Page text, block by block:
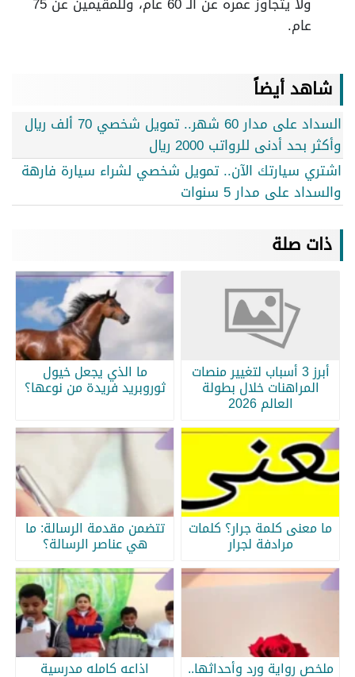
عام.
شاهد أيضاً
السداد على مدار 60 شهر.. تمويل شخصي 70 ألف ريال
وأكثر بحد أدنى للرواتب 2000 ريال
اشتري سيارتك الآن.. تمويل شخصي لشراء سيارة فارهة
والسداد على مدار 5 سنوات
ذات صلة
أبرز 3 أسباب لتغيير منصات
المراهنات خلال بطولة
العالم 2026
ما الذي يجعل خيول
ثوروبريد فريدة من نوعها؟
ما معنى كلمة جرار؟ كلمات
مرادفة لجرار
تتضمن مقدمة الرسالة: ما
هي عناصر الرسالة؟
ملخص رواية ورد وأحداثها.. اذاعه كامله مدرسية